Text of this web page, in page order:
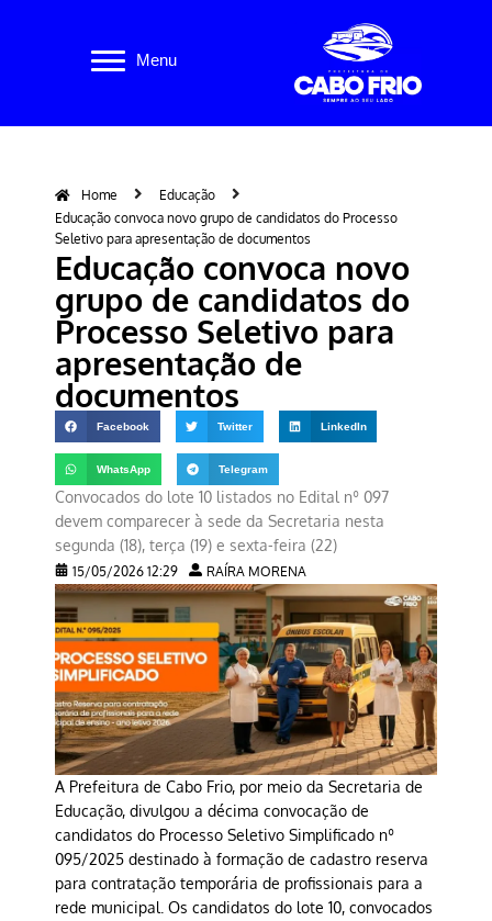
Menu
Home
Educação
Educação convoca novo grupo de candidatos do Processo
Seletivo para apresentação de documentos
Educação convoca novo
grupo de candidatos do
Processo Seletivo para
apresentação de
documentos
Facebook Twitter LinkedIn
WhatsApp Telegram
Convocados do lote 10 listados no Edital nº 097
devem comparecer à sede da Secretaria nesta
segunda (18), terça (19) e sexta-feira (22)
15/05/2026 12:29 RAÍRA MORENA
A Prefeitura de Cabo Frio, por meio da Secretaria de
Educação, divulgou a décima convocação de
candidatos do Processo Seletivo Simplificado nº
095/2025 destinado à formação de cadastro reserva
para contratação temporária de profissionais para a
rede municipal. Os candidatos do lote 10, convocados